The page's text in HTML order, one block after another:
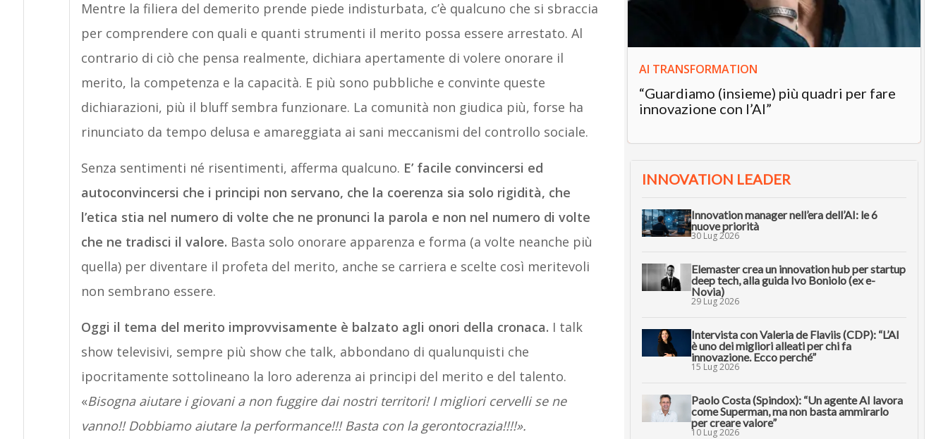
Mentre la filiera del demerito prende piede indisturbata, c’è qualcuno che si sbraccia
per comprendere con quali e quanti strumenti il merito possa essere arrestato. Al
contrario di ciò che pensa realmente, dichiara apertamente di volere onorare il
merito, la competenza e la capacità. E più sono pubbliche e convinte queste
dichiarazioni, più il bluff sembra funzionare. La comunità non giudica più, forse ha
rinunciato da tempo delusa e amareggiata ai sani meccanismi del controllo sociale.
Senza sentimenti né risentimenti, afferma qualcuno. E’ facile convincersi ed
autoconvincersi che i principi non servano, che la coerenza sia solo rigidità, che
l’etica stia nel numero di volte che ne pronunci la parola e non nel numero di volte
che ne tradisci il valore. Basta solo onorare apparenza e forma (a volte neanche più
quella) per diventare il profeta del merito, anche se carriera e scelte così meritevoli
non sembrano essere.
Oggi il tema del merito improvvisamente è balzato agli onori della cronaca. I talk
show televisivi, sempre più show che talk, abbondano di qualunquisti che
ipocritamente sottolineano la loro aderenza ai principi del merito e del talento.
«Bisogna aiutare i giovani a non fuggire dai nostri territori! I migliori cervelli se ne
vanno!! Dobbiamo aiutare la performance!!! Basta con la gerontocrazia!!!!».
AI TRANSFORMATION
“Guardiamo (insieme) più quadri per fare
innovazione con l’AI”
INNOVATION LEADER
Innovation manager nell’era dell’AI: le 6
nuove priorità
30 Lug 2026
Elemaster crea un innovation hub per startup
deep tech, alla guida Ivo Boniolo (ex e-
Novia)
29 Lug 2026
Intervista con Valeria de Flaviis (CDP): “L’AI
è uno dei migliori alleati per chi fa
innovazione. Ecco perché”
15 Lug 2026
Paolo Costa (Spindox): “Un agente AI lavora
come Superman, ma non basta ammirarlo
per creare valore”
10 Lug 2026